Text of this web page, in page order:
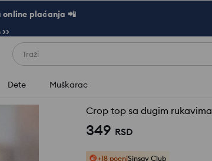
online plaćanja 📲
Traži
Dete Muškarac
Crop top sa dugim rukavima
349 RSD
+18 poeniSinsay Club